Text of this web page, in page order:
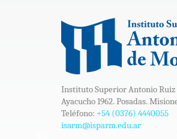
Instituto Superior Antonio Ruiz
Ayacucho 1962. Posadas.
Teléfono: +54 (0376) 4440055
isarm@isparm.edu.ar